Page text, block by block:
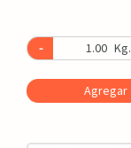
- Kg.
Agregar